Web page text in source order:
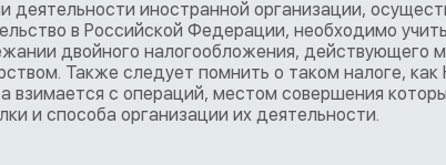
деятельности иностранной организации,
в Российской Федерации, необходимо
двойного налогообложения, действующего
Также следует помнить о таком налоге,
взимается с операций, местом совершения
и способа организации их деятельности.